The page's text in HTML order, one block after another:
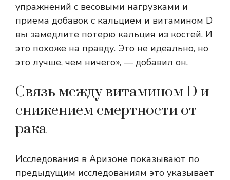
упражнений с весовыми нагрузками и
приема добавок с кальцием и витамином D
вы замедлите потерю кальция из костей. И
это похоже на правду. Это не идеально, но
это лучше, чем ничего», — добавил он.
Связь между витамином D и
снижением смертности от
рака
Исследования в Аризоне показывают по
предыдущим исследованиям это указывает